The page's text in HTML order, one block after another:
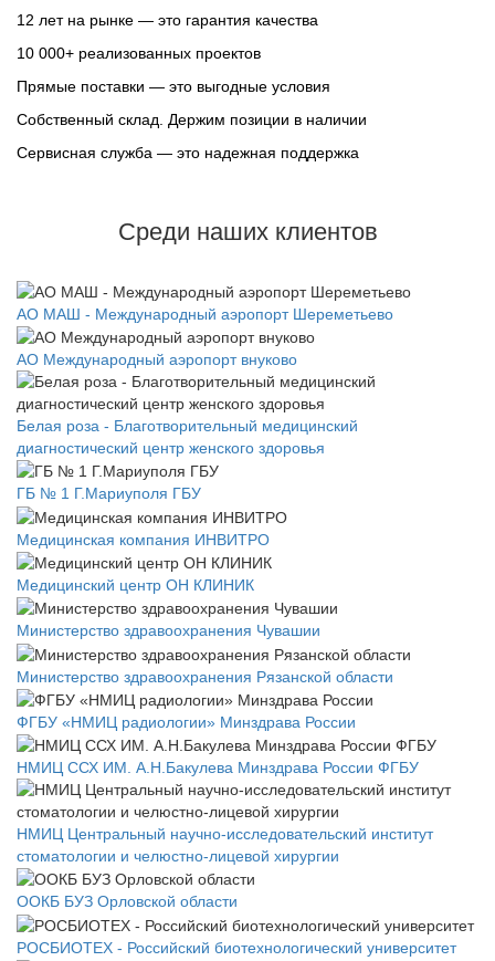
12 лет на рынке — это гарантия качества
10 000+ реализованных проектов
Прямые поставки — это выгодные условия
Собственный склад. Держим позиции в наличии
Сервисная служба — это надежная поддержка
Среди наших клиентов
АО МАШ - Международный аэропорт Шереметьево
АО Международный аэропорт внуково
Белая роза - Благотворительный медицинский
диагностический центр женского здоровья
ГБ № 1 Г.Мариуполя ГБУ
Медицинская компания ИНВИТРО
Медицинский центр ОН КЛИНИК
Министерство здравоохранения Чувашии
Министерство здравоохранения Рязанской области
ФГБУ «НМИЦ радиологии» Минздрава России
НМИЦ ССХ ИМ. А.Н.Бакулева Минздрава России ФГБУ
НМИЦ Центральный научно-исследовательский институт
стоматологии и челюстно-лицевой хирургии
ООКБ БУЗ Орловской области
РОСБИОТЕХ - Российский биотехнологический университет